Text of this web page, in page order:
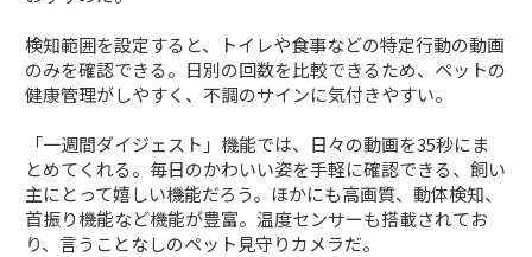
検知範囲を設定すると、トイレや食事などの特定行動の動画
のみを確認できる。日別の回数を比較できるため、ペットの
健康管理がしやすく、不調のサインに気付きやすい。
「一週間ダイジェスト」機能では、日々の動画を35秒にま
とめてくれる。毎日のかわいい姿を手軽に確認できる、飼い
主にとって嬉しい機能だろう。ほかにも高画質、動体検知、
首振り機能など機能が豊富。温度センサーも搭載されてお
り、言うことなしのペット見守りカメラだ。